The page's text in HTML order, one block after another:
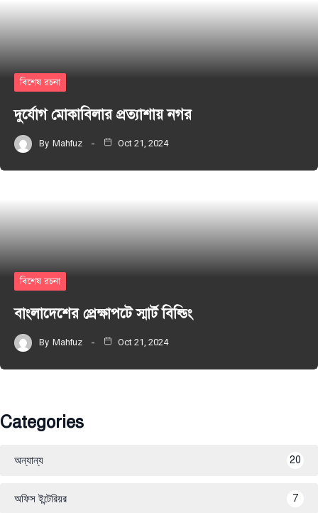
বিশেষ রচনা
দুর্যোগ মোকাবিলার প্রত্যাশায় নগর
By Mahfuz Oct 21, 2024
বিশেষ রচনা
বাংলাদেশের প্রেক্ষাপটে স্মার্ট বিল্ডিং
By Mahfuz Oct 21, 2024
Categories
অন্যান্য 20
অফিস ইন্টেরিয়র 7